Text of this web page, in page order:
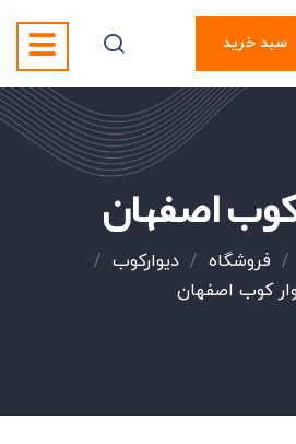
سبد خرید
اصفهان
/ فروشگاه / دیوارکوب /
کوب اصفهان